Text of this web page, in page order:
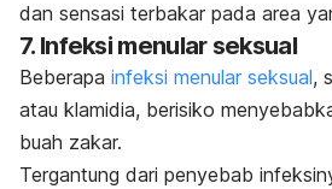
dan sensasi terbakar pada area
7. Infeksi menular seksual
Beberapa infeksi menular seksual,
atau klamidia, berisiko
buah zakar.
Tergantung dari penyebab